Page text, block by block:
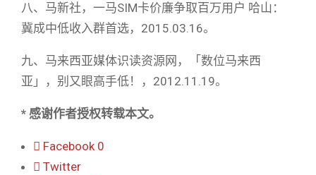
八、马新社，一马SIM卡价廉争取百万用户 哈山：
冀成中低收入群首选，2015.03.16。
九、马来西亚媒体识读资源网，「数位马来西
亚」，别又眼高手低！，2012.11.19。
* 感谢作者授权转载本文。
Facebook 0
Twitter